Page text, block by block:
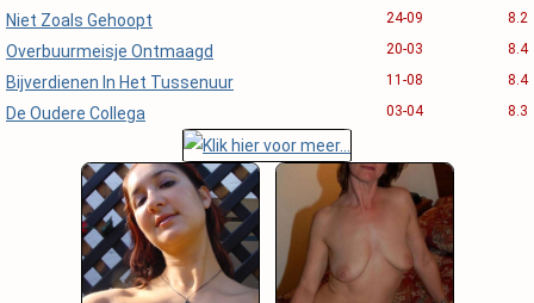
Niet Zoals Gehoopt 24-09 8.2
Overbuurmeisje Ontmaagd 20-03 8.4
Bijverdienen In Het Tussenuur 11-08 8.4
De Oudere Collega 03-04 8.3